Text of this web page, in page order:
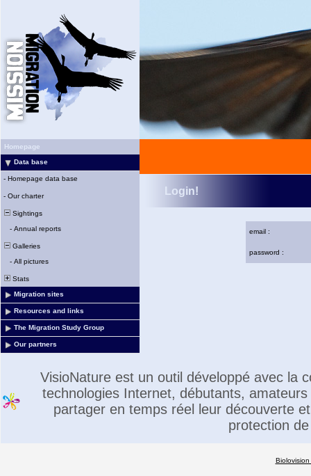
Homepage
Data base
- Homepage data base
- Our charter
Sightings
- Annual reports
Galleries
- All pictures
Stats
Migration sites
Resources and links
The Migration Study Group
Our partners
Login!
email :
password :
VisioNature est un outil développé avec la
technologies Internet, débutants,
partager en temps réel leur découverte
protection
Biolovision